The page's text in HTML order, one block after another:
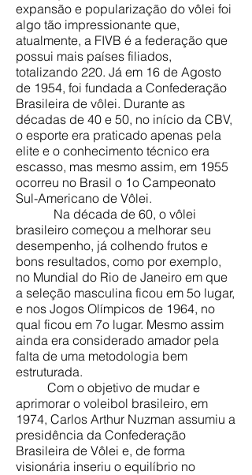
expansão e popularização do vôlei foi
algo tão impressionante que,
atualmente, a FIVB é a federação que
possui mais países filiados,
totalizando 220. Já em 16 de Agosto
de 1954, foi fundada a Confederação
Brasileira de vôlei. Durante as
décadas de 40 e 50, no início da CBV,
o esporte era praticado apenas pela
elite e o conhecimento técnico era
escasso, mas mesmo assim, em 1955
ocorreu no Brasil o 1o Campeonato
Sul-Americano de Vôlei.
Na década de 60, o vôlei
brasileiro começou a melhorar seu
desempenho, já colhendo frutos e
bons resultados, como por exemplo,
no Mundial do Rio de Janeiro em que
a seleção masculina ficou em 5o lugar,
e nos Jogos Olímpicos de 1964, no
qual ficou em 7o lugar. Mesmo assim
ainda era considerado amador pela
falta de uma metodologia bem
estruturada.
Com o objetivo de mudar e
aprimorar o voleibol brasileiro, em
1974, Carlos Arthur Nuzman assumiu a
presidência da Confederação
Brasileira de Vôlei e, de forma
visionária inseriu o equilíbrio no